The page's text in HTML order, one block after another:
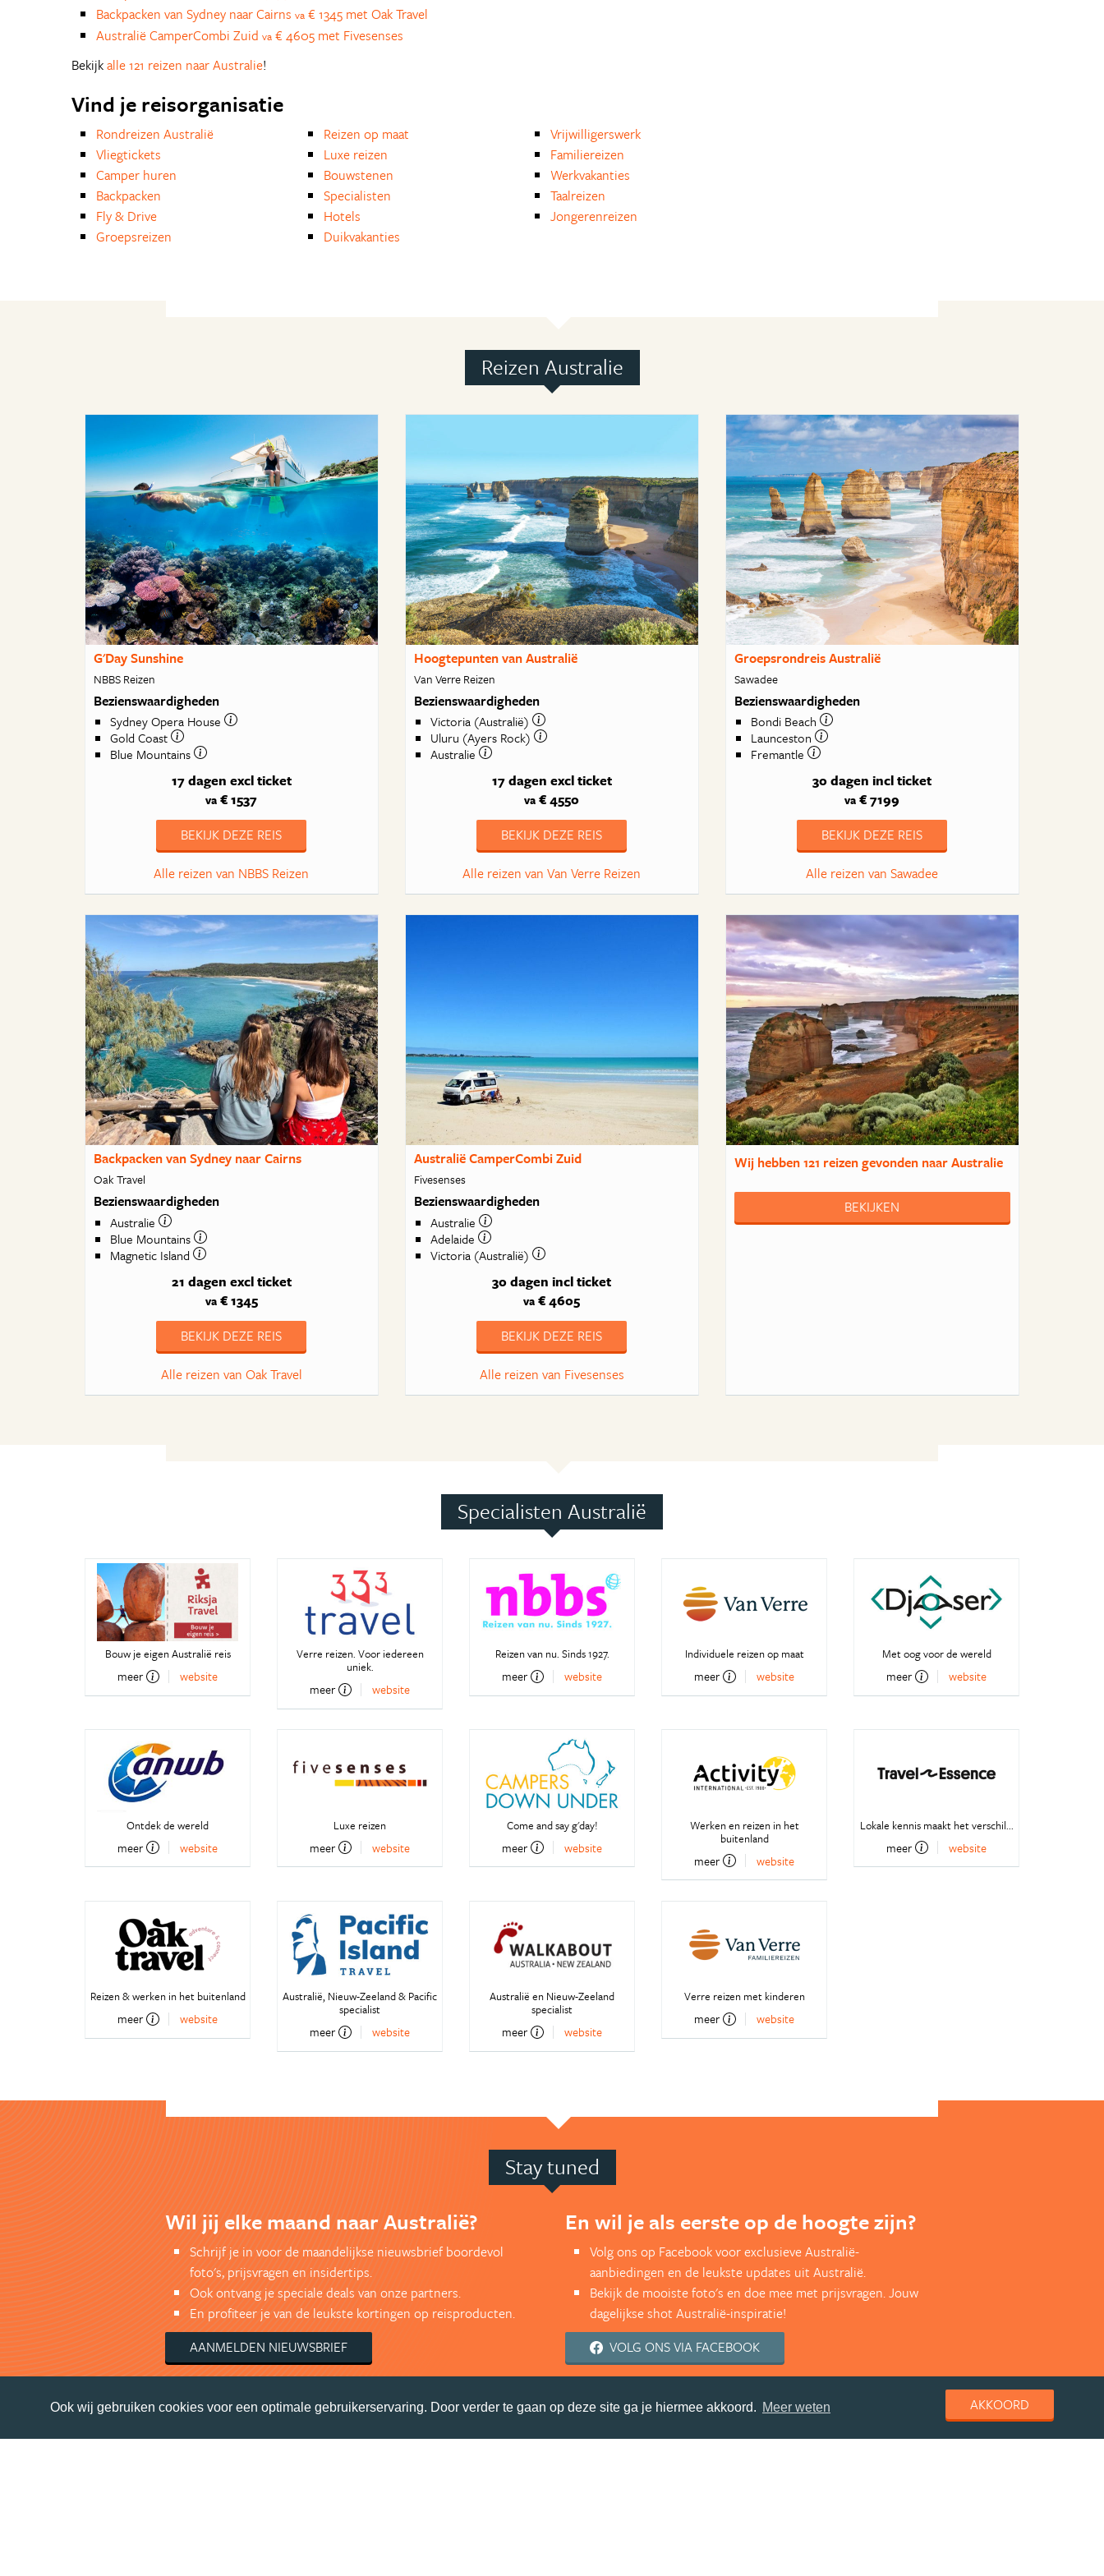
Ook wij gebruiken cookies voor een optimale gebruikerservaring. Door verder te gaan op deze site ga je hiermee akkoord. Meer weten AKKOORD
Backpacken van Sydney naar Cairns va € 1345 met Oak Travel
Australië CamperCombi Zuid va € 4605 met Fivesenses
Bekijkalle 121 reizen naar Australie!
Vind je reisorganisatie
Rondreizen Australië
Vliegtickets
Camper huren
Backpacken
Fly & Drive
Groepsreizen
Reizen op maat
Luxe reizen
Bouwstenen
Specialisten
Hotels
Duikvakanties
Vrijwilligerswerk
Familiereizen
Werkvakanties
Taalreizen
Jongerenreizen
Reizen Australie
G'Day Sunshine
NBBS Reizen
Bezienswaardigheden
Sydney Opera House
Gold Coast
Blue Mountains
17 dagen excl ticket
va € 1537
BEKIJK DEZE REIS
Alle reizen van NBBS Reizen
Hoogtepunten van Australië
Van Verre Reizen
Bezienswaardigheden
Victoria (Australië)
Uluru (Ayers Rock)
Australie
17 dagen excl ticket
va € 4550
BEKIJK DEZE REIS
Alle reizen van Van Verre Reizen
Groepsrondreis Australië
Sawadee
Bezienswaardigheden
Bondi Beach
Launceston
Fremantle
30 dagen incl ticket
va € 7199
BEKIJK DEZE REIS
Alle reizen van Sawadee
Backpacken van Sydney naar Cairns
Oak Travel
Bezienswaardigheden
Australie
Blue Mountains
Magnetic Island
21 dagen excl ticket
va€ 1345
BEKIJK DEZE REIS
Alle reizen van Oak Travel
Australië CamperCombi Zuid
Fivesenses
Bezienswaardigheden
Australie
Adelaide
Victoria (Australië)
30 dagen incl ticket
va € 4605
BEKIJK DEZE REIS
Alle reizen van Fivesenses
Wij hebben121 reizengevonden naar Australie
BEKIJKEN
Specialisten Australië
Bouw je eigen Australië reis
meer website
Verre reizen. Voor iedereen
uniek.
meer website
Reizen van nu. Sinds 1927.
meer website
Individuele reizen op maat
meer website
Met oog voor de wereld
meer website
Ontdek de wereld
meer website
Luxe reizen
meer website
Come and say g'day!
meer website
Werken en reizen in het
buitenland
meer website
Lokale kennis maakt het verschil...
meer website
Reizen & werken in het buitenland
meer website
Australië, Nieuw-Zeeland & Pacific
specialist
meer website
Australië en Nieuw-Zeeland
specialist
meer website
Verre reizen met kinderen
meer website
Stay tuned
Wil jij elke maand naar Australië?
Schrijf je in voor de maandelijkse nieuwsbrief boordevol
foto's, prijsvragen en insidertips.
Ook ontvang je speciale deals van onze partners.
En profiteer je van de leukste kortingen op reisproducten.
AANMELDEN NIEUWSBRIEF
En wil je als eerste op de hoogte zijn?
Volg ons op Facebook voor exclusieve Australië-
aanbiedingen en de leukste updates uit Australië.
Bekijk de mooiste foto's en doe mee met prijsvragen. Jouw
dagelijkse shot Australië-inspiratie!
VOLG ONS VIA FACEBOOK
deel deze pagina
© Getaway Travel| all rights reserved